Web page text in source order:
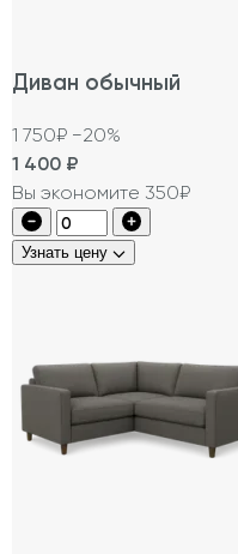
Диван обычный
1 750₽ −20%
1 400 ₽
Вы экономите 350₽
Узнать цену